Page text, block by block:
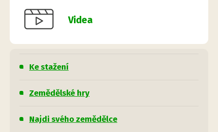
Videa
Ke stažení
Zemědělské hry
Najdi svého zemědělce